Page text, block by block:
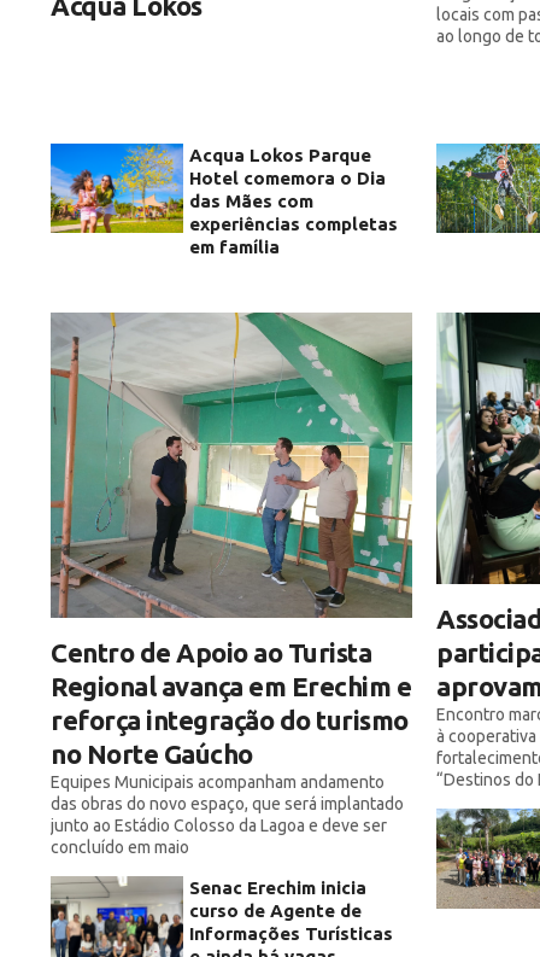
Acqua Lokos Parque
Hotel comemora o Dia
das Mães com
experiências completas
em família
locais com
ao longo de
Centro de Apoio ao Turista
Regional avança em Erechim e
reforça integração do turismo
no Norte Gaúcho
Equipes Municipais acompanham andamento
das obras do novo espaço, que será implantado
junto ao Estádio Colosso da Lagoa e deve ser
concluído em maio
Senac Erechim inicia
curso de Agente de
Informações Turísticas
Encontro
à
“Destinos do